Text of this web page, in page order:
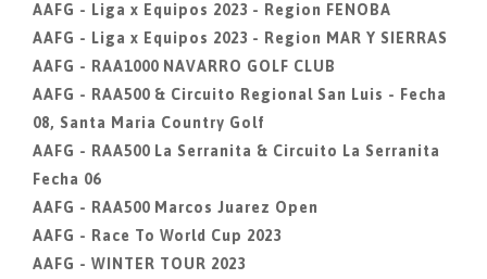
AAFG - Liga x Equipos 2023 - Region FENOBA
AAFG - Liga x Equipos 2023 - Region MAR Y SIERRAS
AAFG - RAA1000 NAVARRO GOLF CLUB
AAFG - RAA500 & Circuito Regional San Luis - Fecha
08, Santa Maria Country Golf
AAFG - RAA500 La Serranita & Circuito La Serranita
Fecha 06
AAFG - RAA500 Marcos Juarez Open
AAFG - Race To World Cup 2023
AAFG - WINTER TOUR 2023